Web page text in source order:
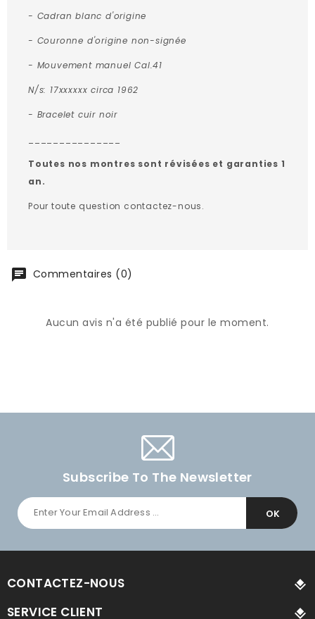
- Cadran blanc d'origine
- Couronne d'origine non-signée
- Mouvement manuel Cal.41
N/s: 17xxxxxx circa 1962
- Bracelet cuir noir
Toutes nos montres sont révisées et garanties 1
an.
Pour toute question contactez-nous.
Commentaires (0)
Aucun avis n'a été publié pour le moment.
Subscribe To The Newsletter
CONTACTEZ-NOUS
SERVICE CLIENT